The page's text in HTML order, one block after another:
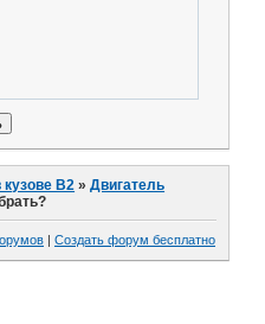
В2 »Двигатель
| Создать форум бесплатно